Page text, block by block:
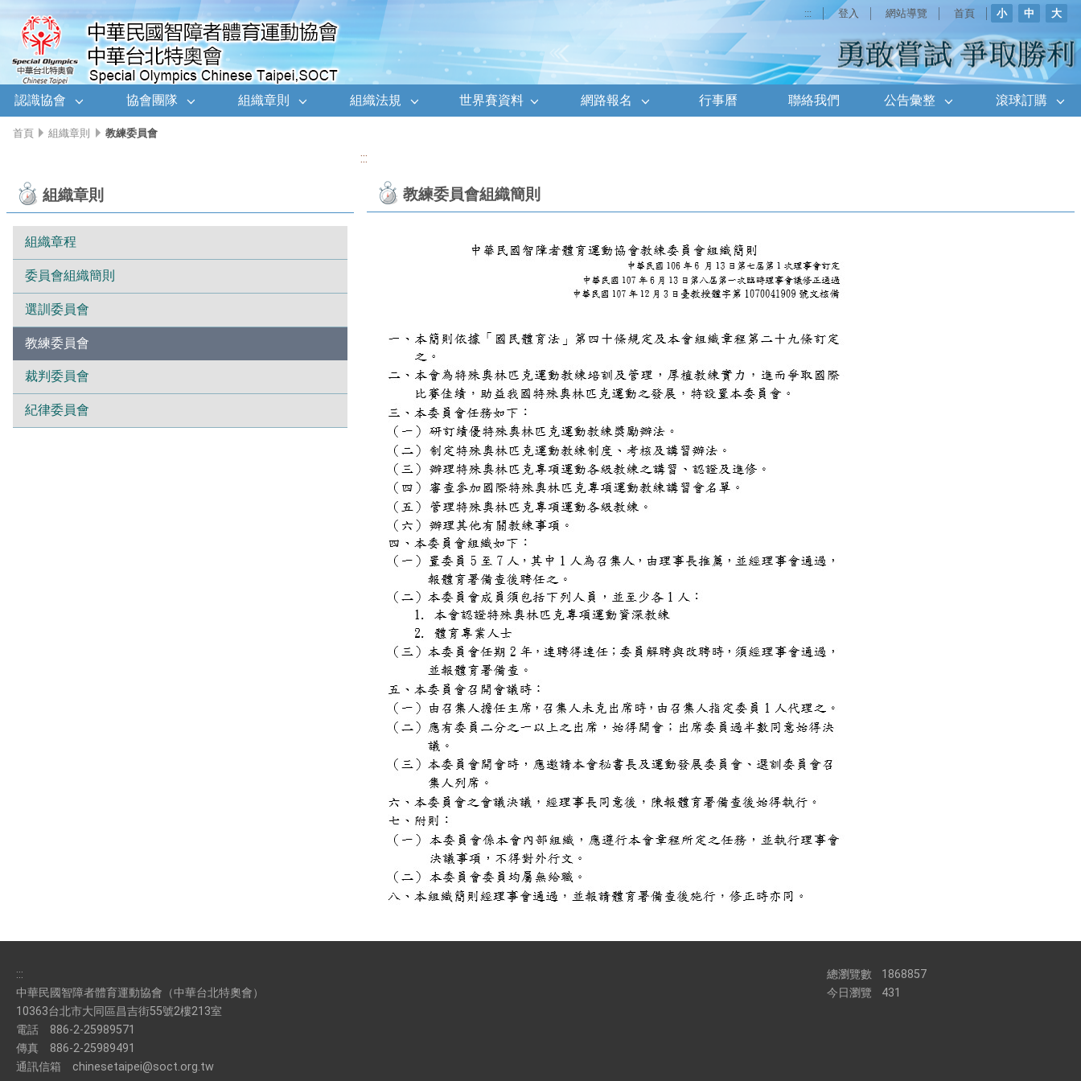
移至網頁之主要內容區位置 ::: 登入 網站導覽 首頁 小 中 大
認識協會 協會團隊 組織章則 組織法規 世界賽資料 網路報名 行事曆 聯絡我們 公告彙整 滾球訂購
首頁 組織章則 教練委員會
組織章則
組織章程
委員會組織簡則
選訓委員會
教練委員會
裁判委員會
紀律委員會
:::
教練委員會組織簡則
:::
中華民國智障者體育運動協會（中華台北特奧會）
10363台北市大同區昌吉街55號2樓213室
電話
886-2-25989571
傳真
886-2-25989491
通訊信箱
chinesetaipei@soct.org.tw
總瀏覽數
1868857
今日瀏覽
431